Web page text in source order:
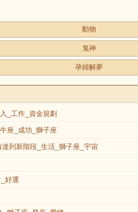
動物
鬼神
孕婦解夢
_工作_資金規劃
座_成功_獅子座
到新階段_生活_獅子座_宇宙
好運